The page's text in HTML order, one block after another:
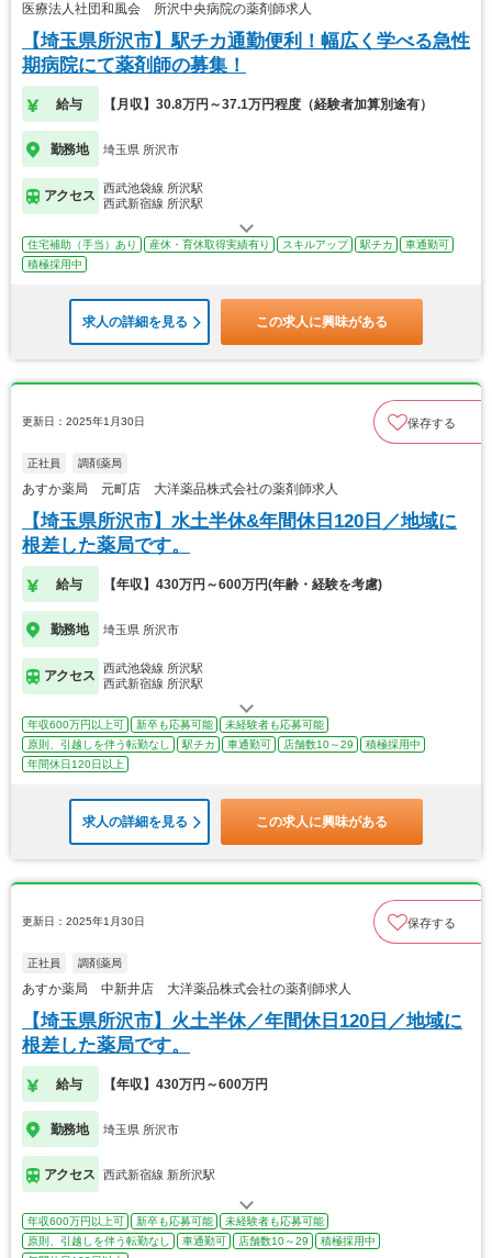
医療法人社団和風会 所沢中央病院の薬剤師求人
【埼玉県所沢市】駅チカ通勤便利！幅広く学べる急性
期病院にて薬剤師の募集！
給与 【月収】30.8万円～37.1万円程度（経験者加算別途有）
勤務地 埼玉県 所沢市
アクセス
西武池袋線 所沢駅
西武新宿線 所沢駅
住宅補助（手当）あり 産休・育休取得実績有り スキルアップ 駅チカ
車通勤可
積極採用中
求人の詳細を見る この求人に興味がある
更新日：2025年1月30日 保存する
正社員 調剤薬局
あすか薬局 元町店 大洋薬品株式会社の薬剤師求人
【埼玉県所沢市】水土半休&年間休日120日／地域に
根差した薬局です。
給与 【年収】430万円～600万円(年齢・経験を考慮)
勤務地 埼玉県 所沢市
アクセス
西武池袋線 所沢駅
西武新宿線 所沢駅
年収600万円以上可 新卒も応募可能
未経験者も応募可能
原則、引越しを伴う転勤なし
駅チカ 車通勤可 店舗数10～29
積極採用中
年間休日120日以上
求人の詳細を見る この求人に興味がある
更新日：2025年1月30日 保存する
正社員 調剤薬局
あすか薬局 中新井店 大洋薬品株式会社の薬剤師求人
【埼玉県所沢市】火土半休／年間休日120日／地域に
根差した薬局です。
給与 【年収】430万円～600万円
勤務地 埼玉県 所沢市
アクセス 西武新宿線 新所沢駅
年収600万円以上可 新卒も応募可能
未経験者も応募可能
原則、引越しを伴う転勤なし
車通勤可 店舗数10～29
積極採用中